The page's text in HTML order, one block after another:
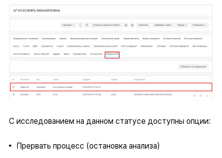
С исследованием на данном статусе доступны опции:
Прервать процесс (остановка анализа)